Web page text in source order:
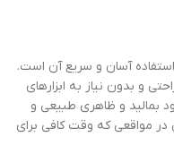
استفاده آسان و سریع آن است.
و بدون نیاز به ابزارهای
بمالید و ظاهری طبیعی و
مواقعی که وقت کافی برای